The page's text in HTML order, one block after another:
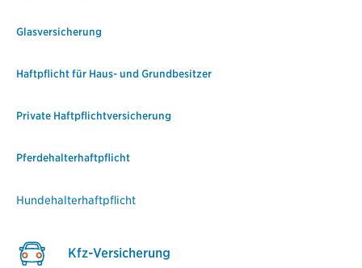
Glasversicherung
Haftpflicht für Haus- und Grundbesitzer
Private Haftpflichtversicherung
Pferdehalterhaftpflicht
Hundehalterhaftpflicht
Kfz-Versicherung